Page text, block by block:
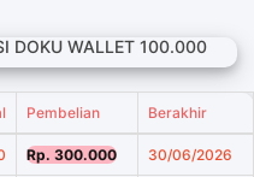
DOKU WALLET 100.000
Pembelian Berakhir
Rp. 300.000 30/06/2026